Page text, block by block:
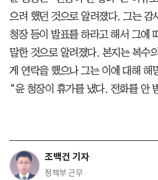
으려 했던 것으로 알려졌다. 그는 감
청장 등이 발표를 하라고 해서 그에
말한 것으로 알려졌다. 본지는 복수
게 연락을 했으나 그는 이에 대해 해
“윤 청장이 휴가를 냈다. 전화를 안
조백건 기자
정책부 근무